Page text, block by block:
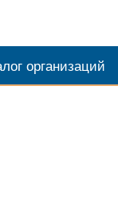
организаций